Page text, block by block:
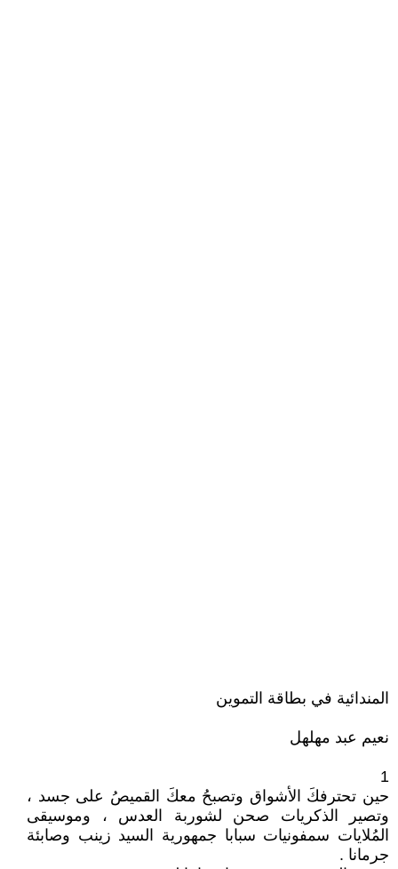
المندائية في بطاقة التموين
نعيم عبد مهلهل
1
حين تحترفكَ الأشواق وتصبحُ معكَ القميصُ على جسد ،
وتصير الذكريات صحن لشوربة العدس ، وموسيقى
المُلايات سمفونيات سبابا جمهورية السيد زينب وصابئة
جرمانا .